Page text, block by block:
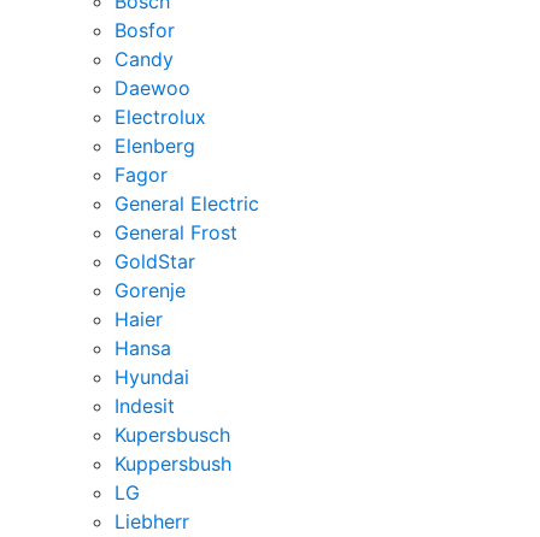
Bosfor
Candy
Daewoo
Electrolux
Elenberg
Fagor
General Electric
General Frost
GoldStar
Gorenje
Haier
Hansa
Hyundai
Indesit
Kupersbusch
Kuppersbush
LG
Liebherr